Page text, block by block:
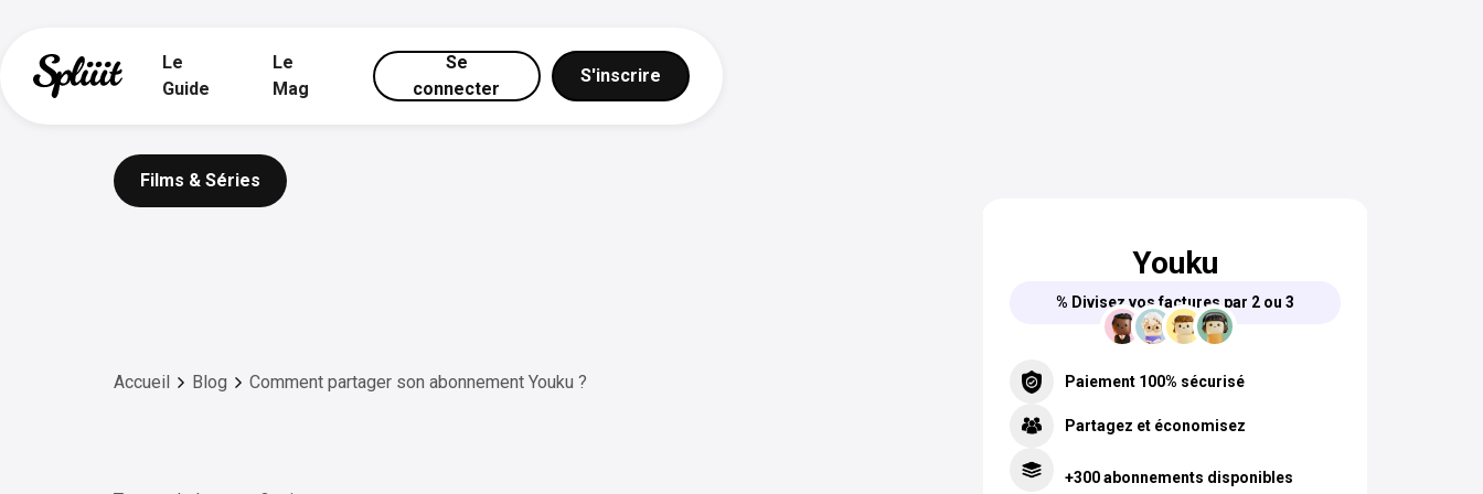
Le
Guide
Le
Mag
Se
connecter
S'inscrire
Films & Séries
Accueil Blog Comment partager son abonnement Youku ?
Youku
% Divisez vos factures par 2 ou 3
Paiement 100% sécurisé
Partagez et économisez
+300 abonnements disponibles